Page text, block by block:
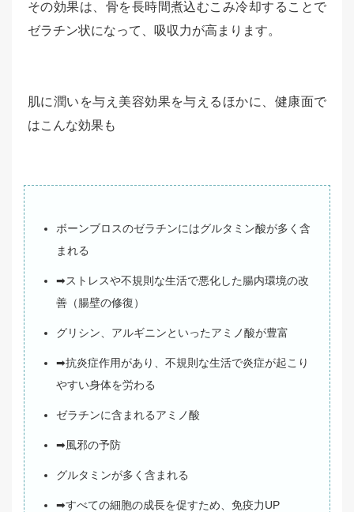
その効果は、骨を長時間煮込むこみ冷却することで
ゼラチン状になって、吸収力が高まります。
肌に潤いを与え美容効果を与えるほかに、健康面で
はこんな効果も
ボーンブロスのゼラチンにはグルタミン酸が多く含
まれる
➡ストレスや不規則な生活で悪化した腸内環境の改
善（腸壁の修復）
グリシン、アルギニンといったアミノ酸が豊富
➡抗炎症作用があり、不規則な生活で炎症が起こり
やすい身体を労わる
ゼラチンに含まれるアミノ酸
➡風邪の予防
グルタミンが多く含まれる
➡すべての細胞の成長を促すため、免疫力UP